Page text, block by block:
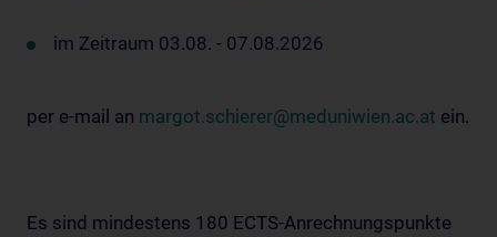
im Zeitraum 03.08. - 07.08.2026
per e-mail an margot.schierer@meduniwien.ac.at ein.
Es sind mindestens 180 ECTS-Anrechnungspunkte